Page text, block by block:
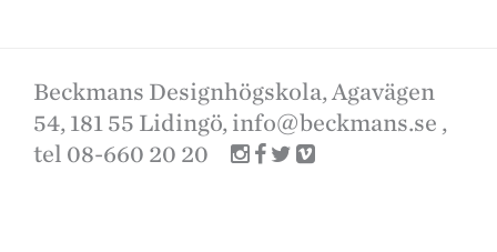
Beckmans Designhögskola, Agavägen
54, 181 55 Lidingö, info@beckmans.se ,
tel 08-660 20 20